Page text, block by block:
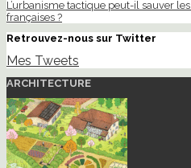
L’urbanisme tactique peut-il sauver
françaises ?
Retrouvez-nous sur Twitter
Mes Tweets
ARCHITECTURE